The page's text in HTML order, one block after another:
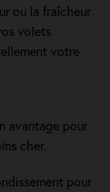
ou la fraîcheur
volets
votre
avantage pour
cher.
pour